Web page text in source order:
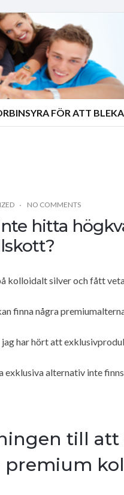
FÖR ATT
NO COMMENTS
hitta
kolloidalt silver och fått
finna några
har hört att
exklusiva alternativ inte
till